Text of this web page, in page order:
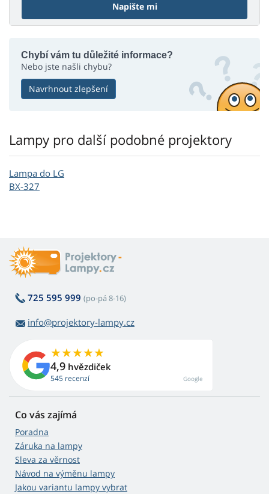
Napište mi
Chybí vám tu důležité informace?
Nebo jste našli chybu?
Navrhnout zlepšení
Lampy pro další podobné projektory
Lampa do LG
BX-327
725 595 999 (po-pá 8-16)
info@projektory-lampy.cz
4,9 hvězdiček
545 recenzí Google
Co vás zajímá
Poradna
Záruka na lampy
Sleva za věrnost
Návod na výměnu lampy
Jakou variantu lampy vybrat